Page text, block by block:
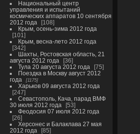
Национальный центр
управления и испытаний
космических аппаратов 10 сентября
2012 года
108
Крым, осень-зима 2012 года
101
Крым, весна-лето 2012 года
342
Шахты, Ростовская область, 21
августа 2012 года
36
Тула 20 августа 2012 года
75
Поездка в Москву август 2012
года
1175
Харьков 09 августа 2012 года
247
Севастополь, Кача, парад ВМФ
30 июля 2012 года
53
Феодосия 07 июля 2012 года
26
Херсонес и Балаклава 27 мая
2012 года
85